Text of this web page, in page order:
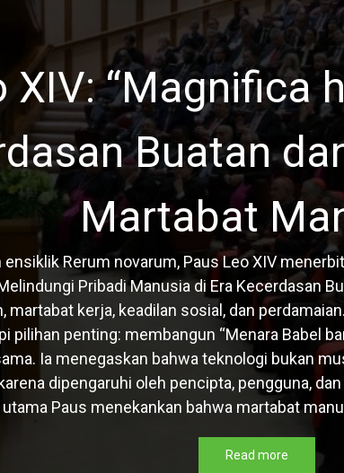
XIV: “Magnifica
Buatan
Martabat
ensiklik Rerum novarum, Paus Leo XIV
Pribadi Manusia di Era Kecerdasan
martabat kerja, keadilan sosial, dan
pilihan penting: membangun “Menara Babel
Ia menegaskan bahwa teknologi bukan
dipengaruhi oleh pencipta, pengguna,
Paus menekankan bahwa martabat
Read more